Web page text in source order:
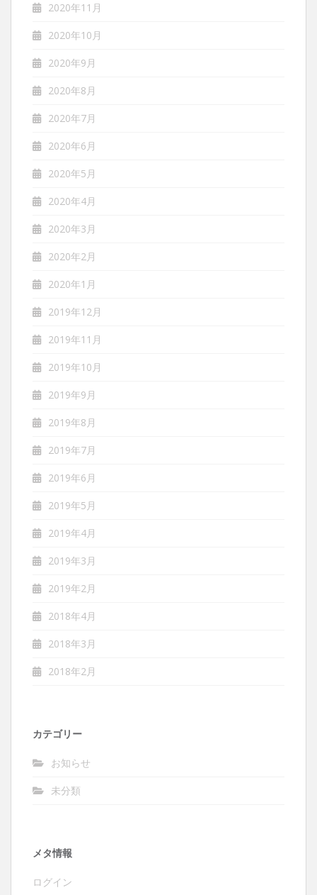
2020年11月
2020年10月
2020年9月
2020年8月
2020年7月
2020年6月
2020年5月
2020年4月
2020年3月
2020年2月
2020年1月
2019年12月
2019年11月
2019年10月
2019年9月
2019年8月
2019年7月
2019年6月
2019年5月
2019年4月
2019年3月
2019年2月
2018年4月
2018年3月
2018年2月
カテゴリー
お知らせ
未分類
メタ情報
ログイン